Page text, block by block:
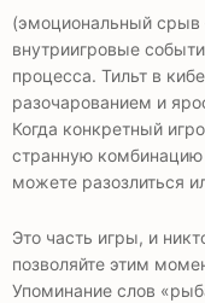
(эмоциональный срыв
внутриигровые
процесса. Тильт в
разочарованием и
Когда конкретный
странную комбинацию
можете разозлиться
Это часть игры, и
позволяйте этим
Упоминание слов